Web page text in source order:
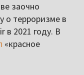
заочно
о терроризме в
в 2021 году. В
«красное